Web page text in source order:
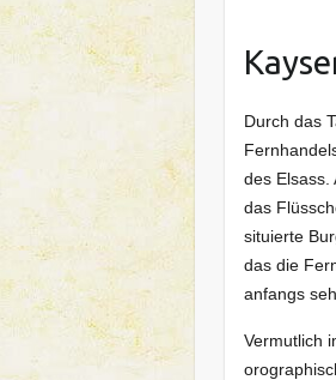
Durch das
des Elsass.
das
situierte
das die
anfangs
Vermutlich